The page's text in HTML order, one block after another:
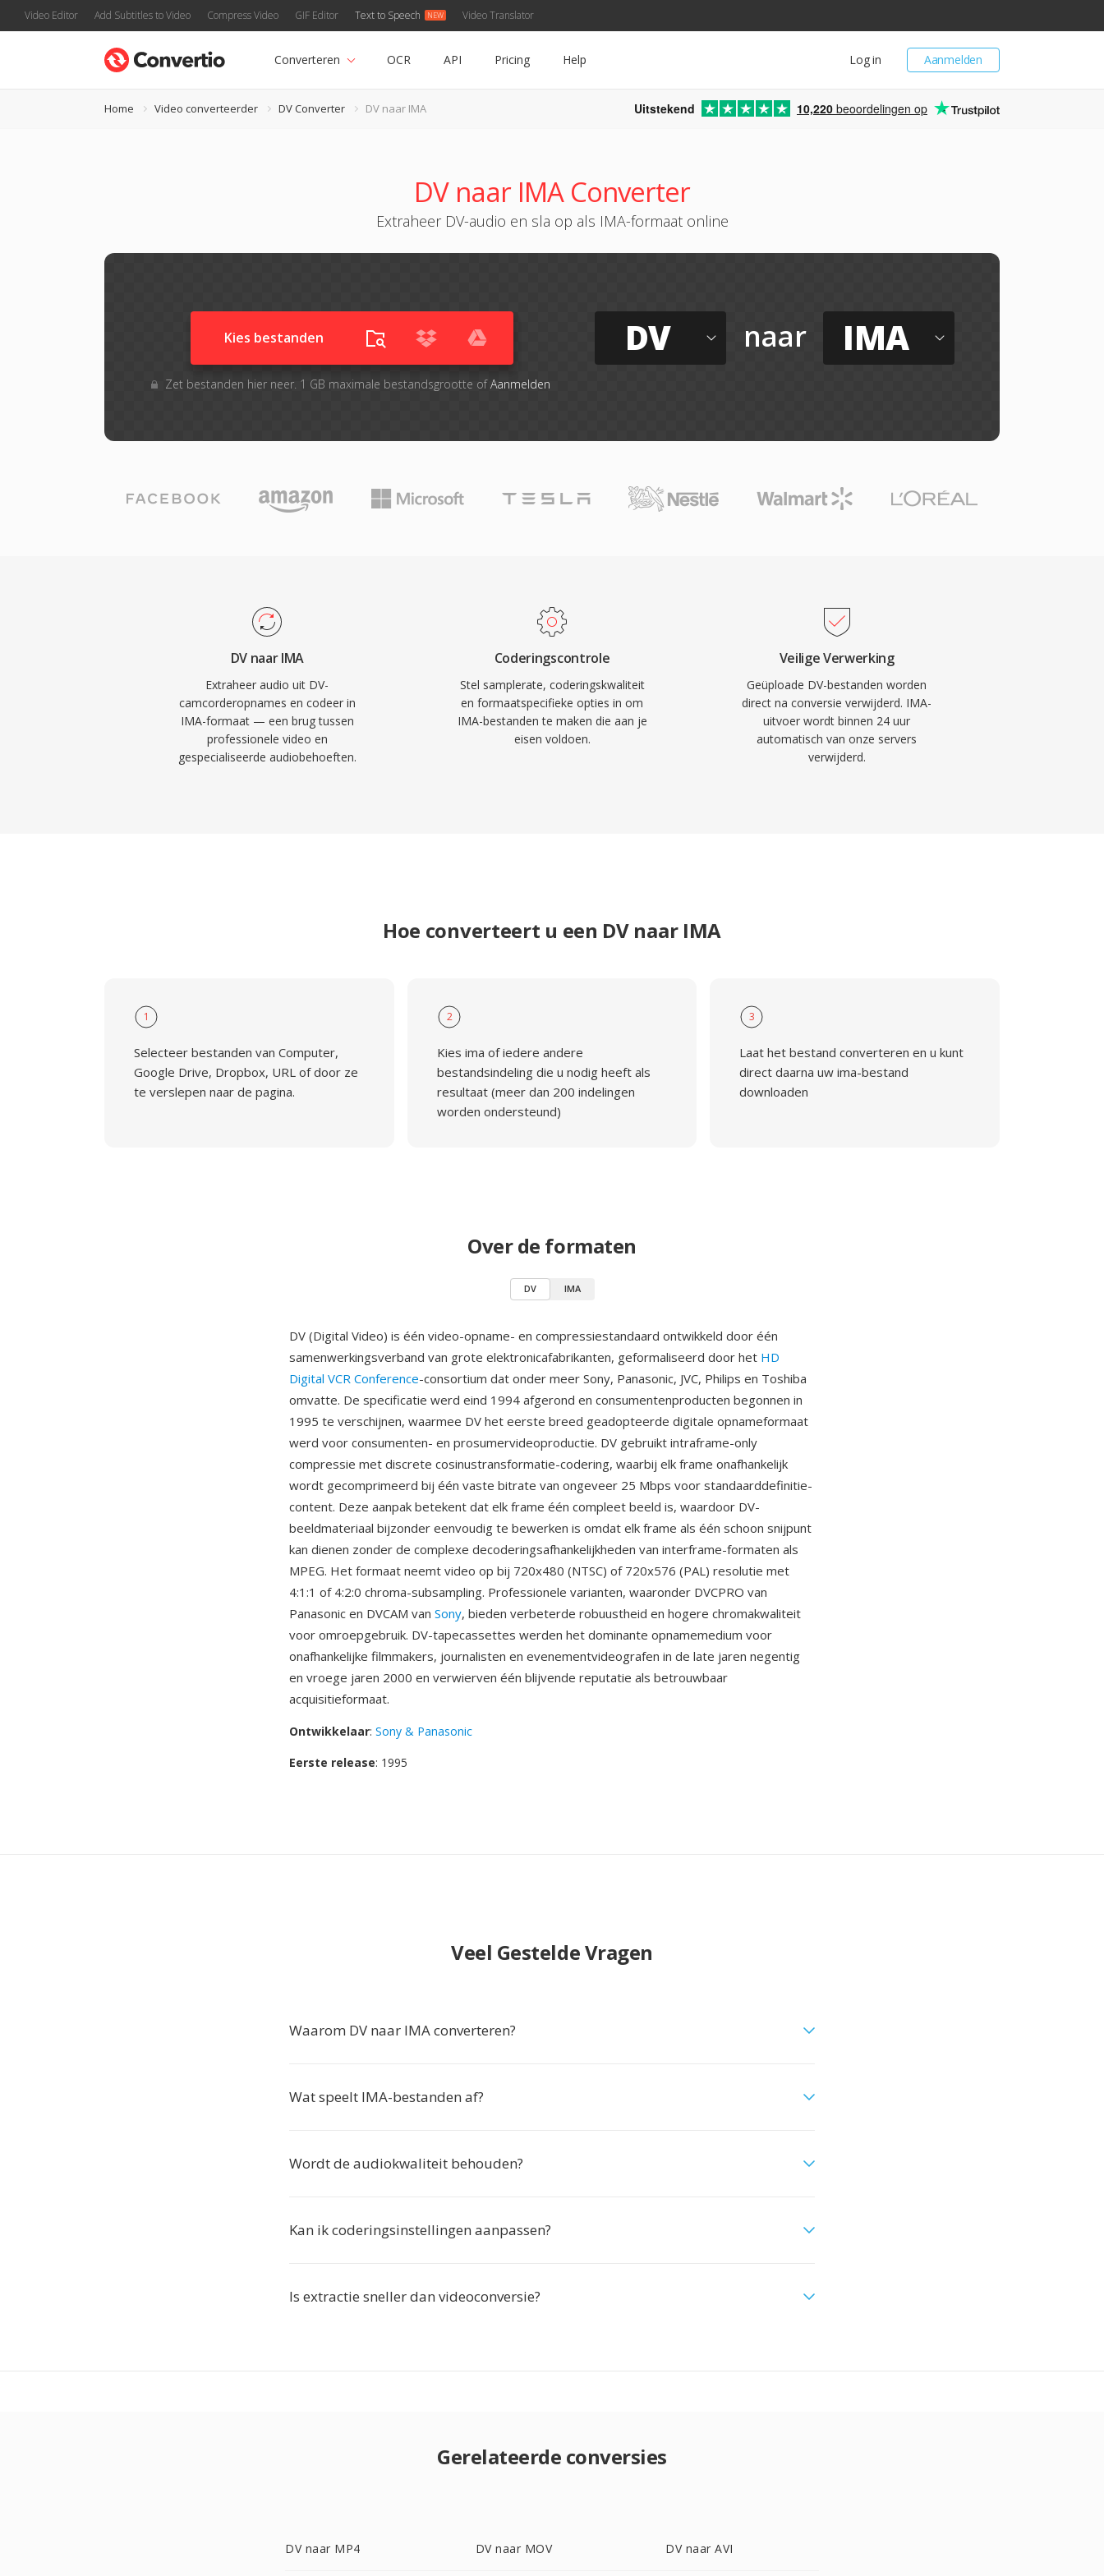
Video Editor Add Subtitles to Video Compress Video GIF Editor Text to Speech Video Translator
Aanmelden
Log in
Converteren OCR API Pricing Help
Home Video converteerder DV Converter DV naar IMA Uitstekend 10,220 beoordelingen op
DV naar IMA Converter
Extraheer DV-audio en sla op als IMA-formaat online
Kies bestanden
Zet bestanden hier neer. 1 GB maximale bestandsgrootte ofAanmelden
DV naar IMA
DV naar IMA
Extraheer audio uit DV-
camcorderopnames en codeer in
IMA-formaat — een brug tussen
professionele video en
gespecialiseerde audiobehoeften.
Coderingscontrole
Stel samplerate, coderingskwaliteit
en formaatspecifieke opties in om
IMA-bestanden te maken die aan je
eisen voldoen.
Veilige Verwerking
Geüploade DV-bestanden worden
direct na conversie verwijderd. IMA-
uitvoer wordt binnen 24 uur
automatisch van onze servers
verwijderd.
Hoe converteert u een DV naar IMA
1
Selecteer bestanden van Computer,
Google Drive, Dropbox, URL of door ze
te verslepen naar de pagina.
2
Kies ima of iedere andere
bestandsindeling die u nodig heeft als
resultaat (meer dan 200 indelingen
worden ondersteund)
3
Laat het bestand converteren en u kunt
direct daarna uw ima-bestand
downloaden
Over de formaten
DV IMA
DV (Digital Video) is één video-opname- en compressiestandaard ontwikkeld door één
samenwerkingsverband van grote elektronicafabrikanten, geformaliseerd door het HD
Digital VCR Conference-consortium dat onder meer Sony, Panasonic, JVC, Philips en Toshiba
omvatte. De specificatie werd eind 1994 afgerond en consumentenproducten begonnen in
1995 te verschijnen, waarmee DV het eerste breed geadopteerde digitale opnameformaat
werd voor consumenten- en prosumervideoproductie. DV gebruikt intraframe-only
compressie met discrete cosinustransformatie-codering, waarbij elk frame onafhankelijk
wordt gecomprimeerd bij één vaste bitrate van ongeveer 25 Mbps voor standaarddefinitie-
content. Deze aanpak betekent dat elk frame één compleet beeld is, waardoor DV-
beeldmateriaal bijzonder eenvoudig te bewerken is omdat elk frame als één schoon snijpunt
kan dienen zonder de complexe decoderingsafhankelijkheden van interframe-formaten als
MPEG. Het formaat neemt video op bij 720x480 (NTSC) of 720x576 (PAL) resolutie met
4:1:1 of 4:2:0 chroma-subsampling. Professionele varianten, waaronder DVCPRO van
Panasonic en DVCAM van Sony, bieden verbeterde robuustheid en hogere chromakwaliteit
voor omroepgebruik. DV-tapecassettes werden het dominante opnamemedium voor
onafhankelijke filmmakers, journalisten en evenementvideografen in de late jaren negentig
en vroege jaren 2000 en verwierven één blijvende reputatie als betrouwbaar
acquisitieformaat.
Ontwikkelaar: Sony & Panasonic
Eerste release: 1995
Veel Gestelde Vragen
Waarom DV naar IMA converteren?
Wat speelt IMA-bestanden af?
Wordt de audiokwaliteit behouden?
Kan ik coderingsinstellingen aanpassen?
Is extractie sneller dan videoconversie?
Gerelateerde conversies
DV naar MP4 DV naar MOV DV naar AVI